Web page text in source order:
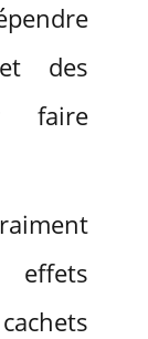
des
faire